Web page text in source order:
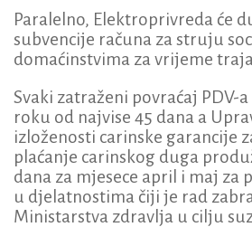
Paralelno, Elektroprivreda će
subvencije računa za struju
domaćinstvima za vrijeme
Svaki zatraženi povraćaj PDV-
roku od najvise 45 dana a
izloženosti carinske garancije
plaćanje carinskog duga
dana za mjesece april i maj za
u djelatnostima čiji je rad
Ministarstva zdravlja u cilju